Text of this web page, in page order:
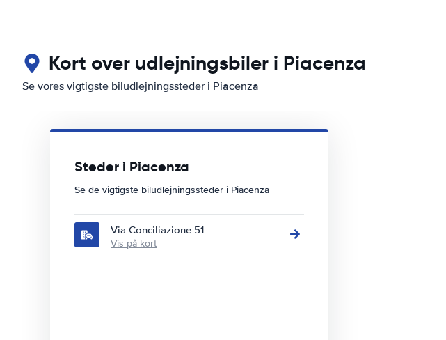
Kort over udlejningsbiler i Piacenza
Se vores vigtigste biludlejningssteder i Piacenza
Steder i Piacenza
Se de vigtigste biludlejningssteder i Piacenza
Via Conciliazione 51
Vis på kort